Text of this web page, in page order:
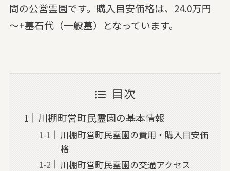
問の公営霊園です。購入目安価格は、24.0万円
～+墓石代（一般墓）となっています。
目次
川棚町営町民霊園の基本情報
川棚町営町民霊園の費用・購入目安価
格
川棚町営町民霊園の交通アクセス